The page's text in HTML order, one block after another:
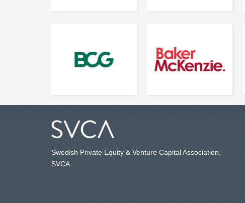
Swedish Private Equity & Venture Capital Association,
SVCA